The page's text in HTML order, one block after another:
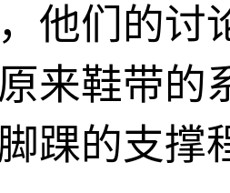
他们的讨
来鞋带的
踝的支撑